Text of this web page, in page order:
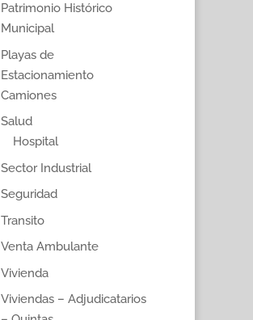
Patrimonio Histórico
Municipal
Playas de
Estacionamiento
Camiones
Salud
Hospital
Sector Industrial
Seguridad
Transito
Venta Ambulante
Vivienda
Viviendas – Adjudicatarios